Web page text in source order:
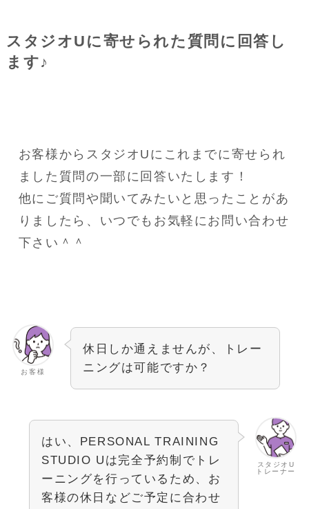
スタジオUに寄せられた質問に回答し
ます♪
お客様からスタジオUにこれまでに寄せられ
ました質問の一部に回答いたします！
他にご質問や聞いてみたいと思ったことがあ
りましたら、いつでもお気軽にお問い合わせ
下さい＾＾
お客様
休日しか通えませんが、トレー
ニングは可能ですか？
スタジオU
トレーナー
はい、PERSONAL TRAINING
STUDIO Uは完全予約制でトレ
ーニングを行っているため、お
客様の休日などご予定に合わせ